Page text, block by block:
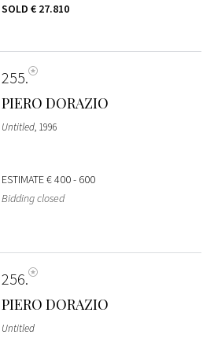
SOLD € 27.810
255
PIERO DORAZIO
Untitled, 1996
ESTIMATE€ 400 - 600
Bidding closed
256
PIERO DORAZIO
Untitled